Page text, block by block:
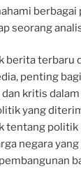
berbagai
seorang
berita terbaru
penting
kritis
yang
tentang politik
negara